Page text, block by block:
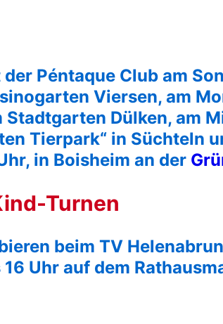
Péntaque Club am
Viersen, am
Stadtgarten Dülken, am
Tierpark“ in Süchteln
in Boisheim an der
Turnen
beim TV
16 Uhr auf dem